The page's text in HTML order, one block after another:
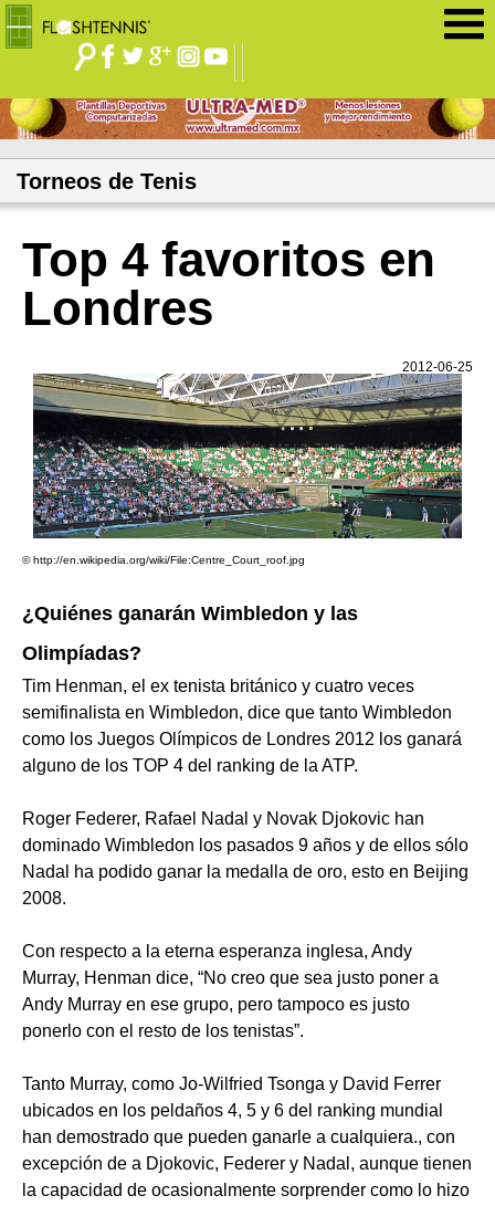
Torneos de Tenis
Top 4 favoritos en
Londres
2012-06-25
© http://en.wikipedia.org/wiki/File:Centre_Court_roof.jpg
¿Quiénes ganarán Wimbledon y las
Olimpíadas?
Tim Henman, el ex tenista británico y cuatro veces
semifinalista en Wimbledon, dice que tanto Wimbledon
como los Juegos Olímpicos de Londres 2012 los ganará
alguno de los TOP 4 del ranking de la ATP.
Roger Federer, Rafael Nadal y Novak Djokovic han
dominado Wimbledon los pasados 9 años y de ellos sólo
Nadal ha podido ganar la medalla de oro, esto en Beijing
2008.
Con respecto a la eterna esperanza inglesa, Andy
Murray, Henman dice, “No creo que sea justo poner a
Andy Murray en ese grupo, pero tampoco es justo
ponerlo con el resto de los tenistas”.
Tanto Murray, como Jo-Wilfried Tsonga y David Ferrer
ubicados en los peldaños 4, 5 y 6 del ranking mundial
han demostrado que pueden ganarle a cualquiera., con
excepción de a Djokovic, Federer y Nadal, aunque tienen
la capacidad de ocasionalmente sorprender como lo hizo